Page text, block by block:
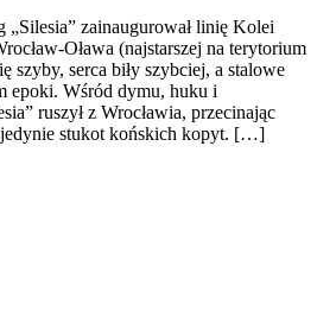
„Silesia” zainaugurował linię Kolei
Oława (najstarszej na terytorium
szyby, serca biły szybciej, a stalowe
epoki. Wśród dymu, huku i
ruszył z Wrocławia, przecinając
jedynie stukot końskich kopyt. […]